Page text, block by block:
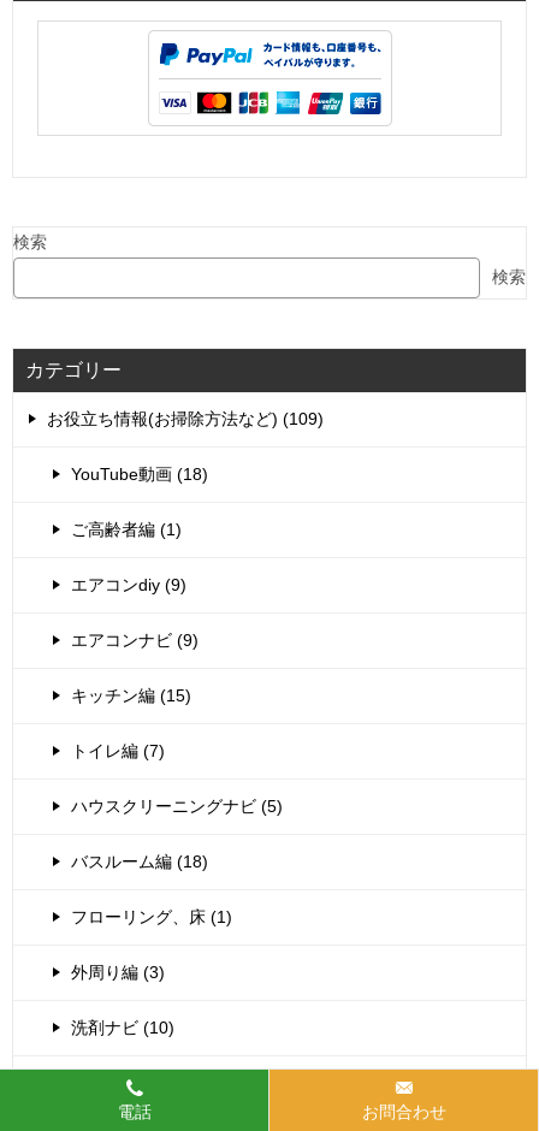
検索
検索
カテゴリー
お役立ち情報(お掃除方法など) (109)
YouTube動画 (18)
ご高齢者編 (1)
エアコンdiy (9)
エアコンナビ (9)
キッチン編 (15)
トイレ編 (7)
ハウスクリーニングナビ (5)
バスルーム編 (18)
フローリング、床 (1)
外周り編 (3)
洗剤ナビ (10)
洗濯物編 (4)
電話 お問合わせ